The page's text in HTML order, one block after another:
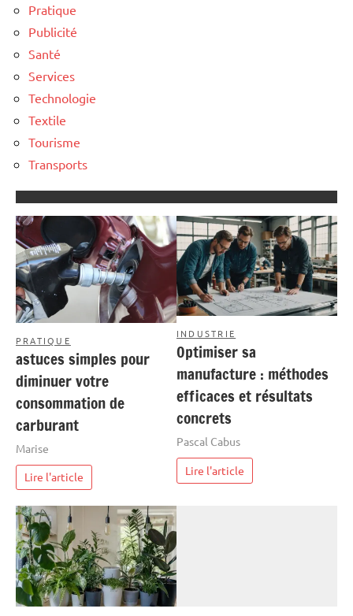
Pratique
Publicité
Santé
Services
Technologie
Textile
Tourisme
Transports
PRATIQUE
astuces simples pour
diminuer votre
consommation de
carburant
Marise
Lire l'article
INDUSTRIE
Optimiser sa
manufacture : méthodes
efficaces et résultats
concrets
Pascal Cabus
Lire l'article